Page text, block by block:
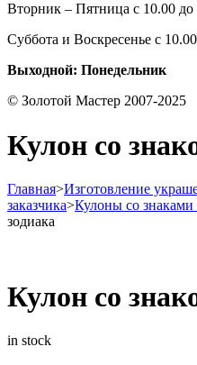
Вторник – Пятница с 10.00 до
Суббота и Воскресенье с
Выходной: Понедельник
© Золотой Мастер 2007-2025
Кулон со
Главная>Изготовление
заказчика>Кулоны со знаками
зодиака
Кулон со
in stock